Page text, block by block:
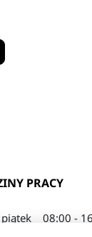
PRACY
08:00 -